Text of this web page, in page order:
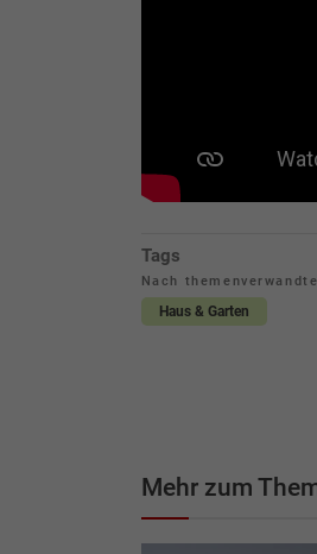
Tags
Nach
Haus & Garten
Mehr zum